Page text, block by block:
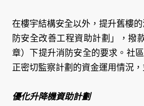
在樓宇結構安全以外，提升舊樓
防安全改善工程資助計劃」，撥
章）下提升消防安全的要求。社
正密切監察計劃的資金運用情況
優化升降機資助計劃